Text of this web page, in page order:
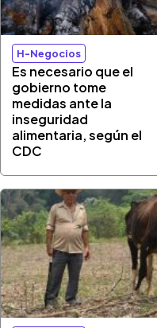
H-Negocios
Es necesario que el
gobierno tome
medidas ante la
inseguridad
alimentaria, según el
CDC